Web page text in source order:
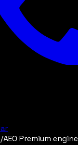
Premium engine